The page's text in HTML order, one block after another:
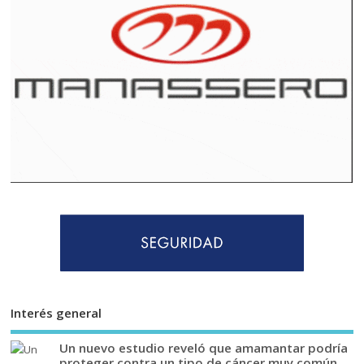
Interés general
Un nuevo estudio reveló que amamantar podría